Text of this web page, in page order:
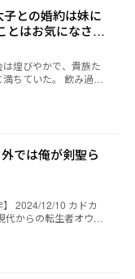
界を変えていくこと
不尽な
成りあがっていきハ
さな山
。最初の街の区切り
続けるかを決めて貰え
な爽快感を重視して
更新時間は10時～22
ろしくお願いいたし
の旅は問題続き
との婚約は妹に
とはお気になさら
く生きますわ〜
煌びやかで、貴族た
た。 飲み過ぎ
とり酔いを覚ましに
つて
、皇太子アサルトと
汚れたドレスを着て
ない、舞踏会の夜に
も、私の命と自由は
では俺が剣聖ら
】 2024/12/10 カドカ
島に１０年間囚われ
た時、かつての弟子
呪われた島から奇跡